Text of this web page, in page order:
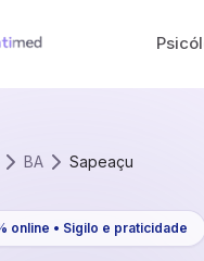
BA Sapeaçu
online • Sigilo e praticidade